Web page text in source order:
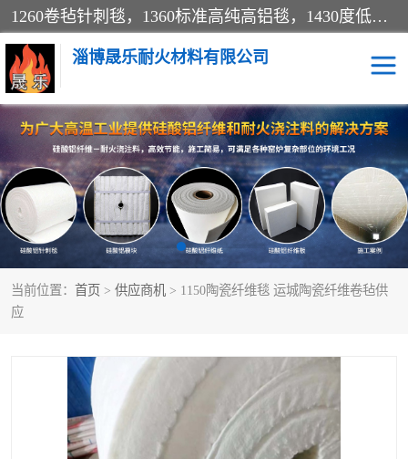
1260卷毡针刺毯，1360标准高纯高铝毯，1430度低锆锆铝含锆毯，普通挡渣棉卷毡，防火纸、挡火板、隔热垫片模块、棉块、折叠块、散棉高温固化剂价格规格密度多少钱图片视频立方平米参数指标
淄博晟乐耐火材料有限公司
当前位置： 首页 > 供应商机 > 1150陶瓷纤维毯 运城陶瓷纤维卷毡供
应
硅酸铝挡渣棉 硅酸铝纤维纸
硅酸铝挡火板 高铝毯
含锆毯 硅酸铝折叠块
硅酸铝散棉 硅酸铝纤维毯
硅酸铝纤维毡 硅酸铝模块
硅酸铝保温棉 硅酸铝板